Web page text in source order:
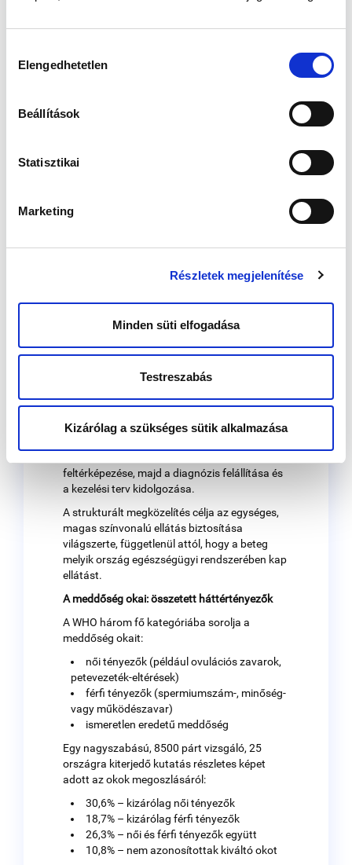
kiválasztása
Elengedhetetlen
Beállítások
Statisztikai
Marketing
Részletek megjelenítése
Minden süti elfogadása
Testreszabás
Kizárólag a szükséges sütik alkalmazása
teher, mint maga az orvosi diagnózis. Éppen
klinikai beavatkozásokra, hanem komplex,
igényel.
szolgáltatásokat pedig méltányossá és
innováció ma már kézzelfogható esélyt jelent
sokak számára a gyermekvállalásra – feltéve,
hogy ezek a technológiák hozzáférhetők. Ez
különösen fontos annak fényében, hogy a
kulturálisan gyakran a nőkre nehezednek.
Kivizsgálás és diagnosztika
Az iránymutatás részletes klinikai ellátási
konzultációval indul, amely során részletes
kórelőzmény-felvétel és fizikális vizsgálat
feltérképezése, majd a diagnózis felállítása és
a kezelési terv kidolgozása.
A strukturált megközelítés célja az egységes,
magas színvonalú ellátás biztosítása
világszerte, függetlenül attól, hogy a beteg
melyik ország egészségügyi rendszerében kap
ellátást.
A meddőség okai: összetett háttértényezők
A WHO három fő kategóriába sorolja a
meddőség okait:
női tényezők (például ovulációs zavarok,
petevezeték-eltérések)
férfi tényezők (spermiumszám-, minőség-
vagy működészavar)
ismeretlen eredetű meddőség
Egy nagyszabású, 8500 párt vizsgáló, 25
országra kiterjedő kutatás részletes képet
adott az okok megoszlásáról:
30,6% – kizárólag női tényezők
18,7% – kizárólag férfi tényezők
26,3% – női és férfi tényezők együtt
10,8% – nem azonosítottak kiváltó okot